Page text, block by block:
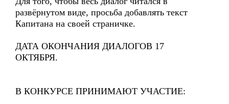
развёрнутом виде, просьба добавлять текст
Капитана на своей страничке.
ДАТА ОКОНЧАНИЯ ДИАЛОГОВ 17
ОКТЯБРЯ.
В КОНКУРСЕ ПРИНИМАЮТ УЧАСТИЕ: